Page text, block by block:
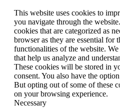
This website uses cookies to
you navigate through the
cookies that are categorized as
browser as they are essential for
functionalities of the website.
that help us analyze and
These cookies will be stored in
consent. You also have the
But opting out of some of these
on your browsing experience.
Necessary